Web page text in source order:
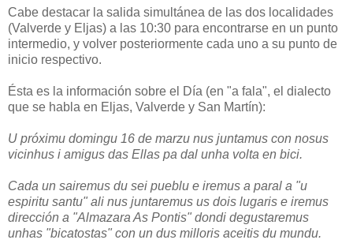
Cabe destacar la salida simultánea de las dos localidades
(Valverde y Eljas) a las 10:30 para encontrarse en un punto
intermedio, y volver posteriormente cada uno a su punto de
inicio respectivo.
Ésta es la información sobre el Día (en "a fala", el dialecto
que se habla en Eljas, Valverde y San Martín):
U próximu domingu 16 de marzu nus juntamus con nosus
vicinhus i amigus das Ellas pa dal unha volta en bici.
Cada un sairemus du sei pueblu e iremus a paral a "u
espiritu santu" ali nus juntaremus us dois lugaris e iremus
dirección a "Almazara As Pontis" dondi degustaremus
unhas "bicatostas" con un dus milloris aceitis du mundu.